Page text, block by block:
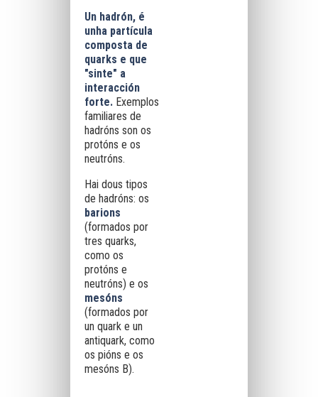
Un hadrón, é
unha partícula
composta de
quarks e que
"sinte" a
interacción
forte. Exemplos
familiares de
hadróns son os
protóns e os
neutróns.
Hai dous tipos
de hadróns: os
barions
(formados por
tres quarks,
como os
protóns e
neutróns) e os
mesóns
(formados por
un quark e un
antiquark, como
os pións e os
mesóns B).